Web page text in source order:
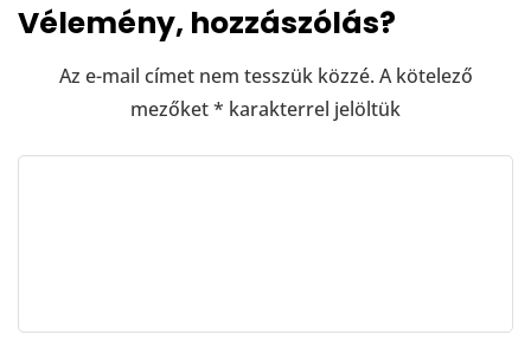
Vélemény, hozzászólás?
Az e-mail címet nem tesszük közzé. A kötelező
mezőket* karakterrel jelöltük